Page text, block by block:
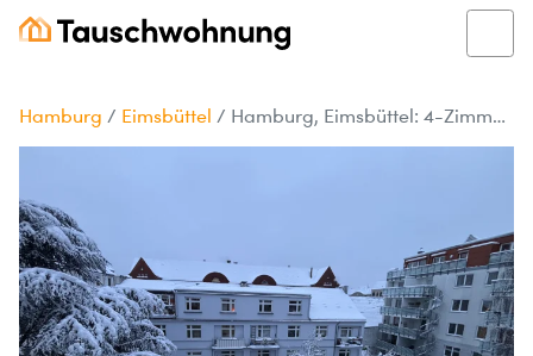
Hamburg / Eimsbüttel / Hamburg, Eimsbüttel: 4-Zimmer-Wohnung tauschen